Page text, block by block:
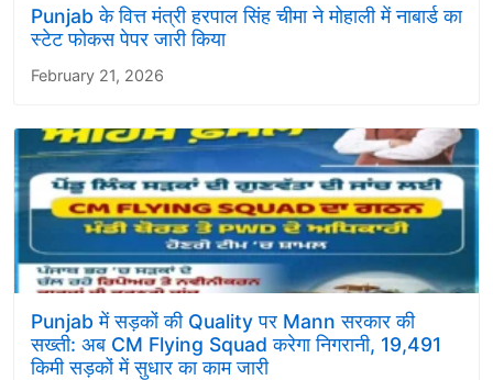
Punjab के वित्त मंत्री हरपाल सिंह चीमा ने मोहाली में नाबार्ड का
स्टेट फोकस पेपर जारी किया
February 21, 2026
Punjab में सड़कों की Quality पर Mann सरकार की
सख्ती: अब CM Flying Squad करेगा निगरानी, 19,491
किमी सड़कों में सुधार का काम जारी